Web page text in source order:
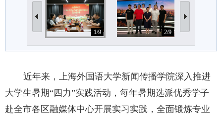
1/9 2/9
近年来，上海外国语大学新闻传播学院深入推进
大学生暑期“四力”实践活动，每年暑期选派优秀学子
赴全市各区融媒体中心开展实习实践，全面锻炼专业